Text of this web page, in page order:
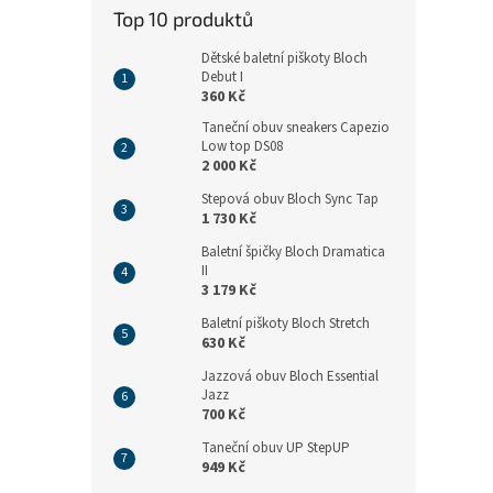
Top 10 produktů
Dětské baletní piškoty Bloch
Debut I
360 Kč
Taneční obuv sneakers Capezio
Low top DS08
2 000 Kč
Stepová obuv Bloch Sync Tap
1 730 Kč
Baletní špičky Bloch Dramatica
II
3 179 Kč
Baletní piškoty Bloch Stretch
630 Kč
Jazzová obuv Bloch Essential
Jazz
700 Kč
Taneční obuv UP StepUP
949 Kč